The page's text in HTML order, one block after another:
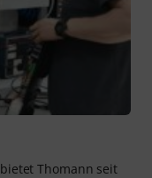
bietet Thomann seit